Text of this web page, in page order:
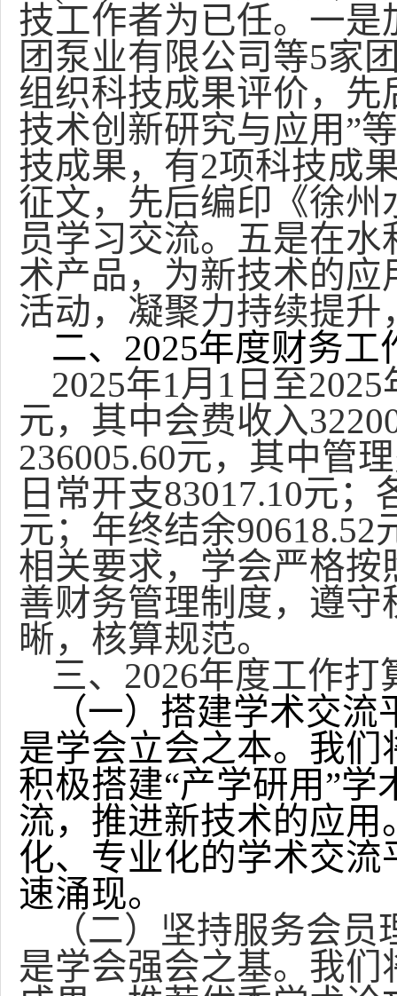
技工作者为已任。一是
团泵业有限公司等5家
组织科技成果评价，
技术创新研究与应用”
技成果，有2项科技成
征文，先后编印《徐州
员学习交流。五是在
术产品，为新技术的
活动，凝聚力持续提
二、2025年度财务工
2025年1月1日至
元，其中会费收入
236005.60元，其中管
日常开支83017.10元
元；年终结余
相关要求，学会严格
善财务管理制度，遵
晰，核算规范。
三、2026年度工作打
（一）搭建学术交
是学会立会之本。我
积极搭建“产学研用”
流，推进新技术的应
化、专业化的学术交
速涌现。
（二）坚持服务会
是学会强会之基。我